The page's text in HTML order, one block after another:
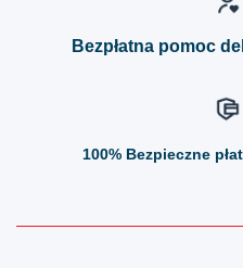
Bezpłatna pomoc
100% Bezpieczne